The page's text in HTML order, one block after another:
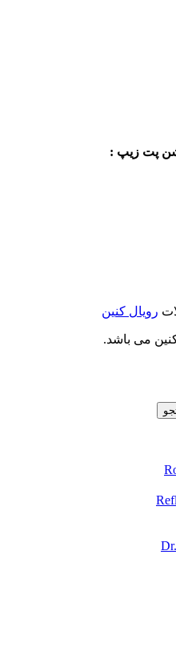
پت زیپ :
رویال کنین
می باشد.